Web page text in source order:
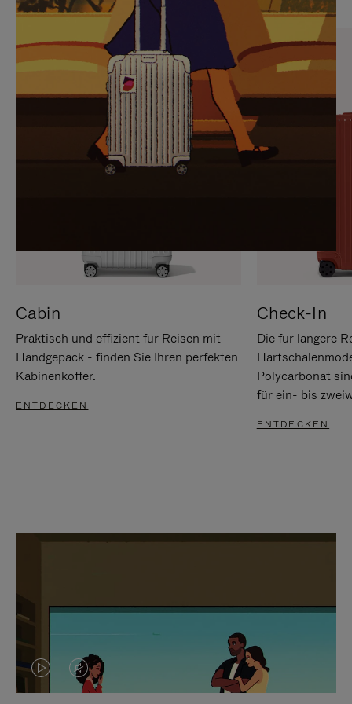
SIE,
UM
ANZUHALTEN
AUFHEBEN
DER
STUMMSCHALTUNG
Cabin
Praktisch und effizient für Reisen mit
Handgepäck - finden Sie Ihren perfekten
Kabinenkoffer.
ENTDECKEN
Check-In
Die für längere
Polycarbonat
für ein- bis
ENTDECKEN
DASVIDEO